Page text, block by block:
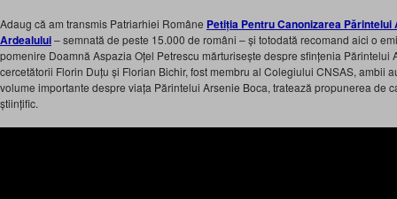
Adaug că am transmis Patriarhiei Române Petiția Pentru Canonizarea
Ardealului– semnată de peste 15.000 de români – și totodată recomand aici o
pomenire Doamnă Aspazia Oțel Petrescu mărturisește despre sfințenia Părintelui
cercetătorii Florin Duțu și Florian Bichir, fost membru al Colegiului CNSAS, ambii
volume importante despre viața Părintelui Arsenie Boca, tratează propunerea de
științific.